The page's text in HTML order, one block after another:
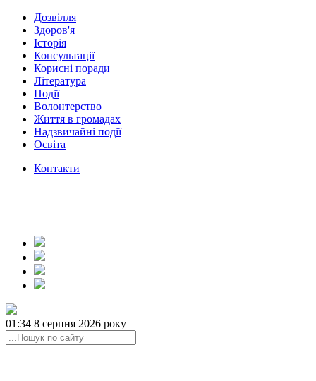
Дозвілля
Здоров'я
Історія
Консультації
Корисні поради
Література
Події
Волонтерство
Життя в громадах
Надзвичайні події
Освіта
Контакти
01:34 8 серпня 2026 року